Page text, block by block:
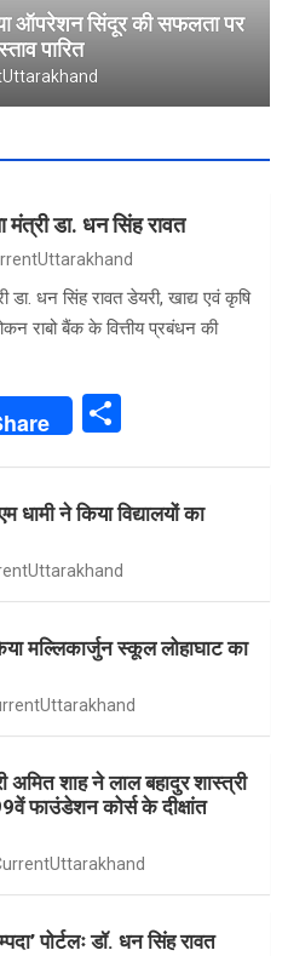
ऑपरेशन सिंदूर की सफलता पर
पारित
मंत्री डा. धन सिंह रावत
डा. धन सिंह रावत डेयरी, खाद्य एवं कृषि
राबो बैंक के वित्तीय प्रबंधन की
ar
e
धामी ने किया विद्यालयों का
मल्लिकार्जुन स्कूल लोहाघाट का
अमित शाह ने लाल बहादुर शास्त्री
फाउंडेशन कोर्स के दीक्षांत
पोर्टलः डॉ. धन सिंह रावत